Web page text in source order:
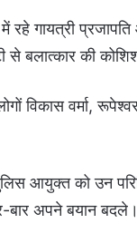
रहे गायत्री प्रजापति
बलात्कार की
विकास वर्मा,
आयुक्त को उन
बार अपने बयान बदले।